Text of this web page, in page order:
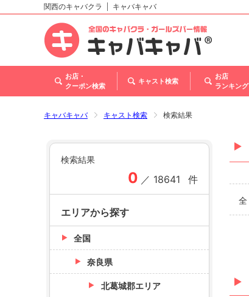
北海道
東北
甲信越・北陸
関西
関西のキャバクラ キャバキャバ
お店・
クーポン検索
キャスト検索
お店
ランキング
キャバキャバ キャスト検索 検索結果
全
検索結果
0 ／ 18641 件
エリアから探す
全国
奈良県
北葛城郡エリア